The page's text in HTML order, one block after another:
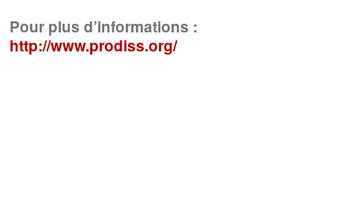
Pour plus d’informations :
http://www.prodiss.org/